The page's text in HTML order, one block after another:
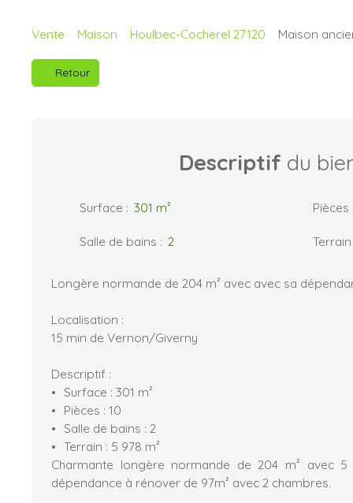
Vente Maison Houlbec-Cocherel 27120 Maison
Retour
Descriptif du
Surface : 301 m² Pièces
Salle de bains : 2 Terrain
Longère normande de 204 m² avec avec sa
Localisation :
15 min de Vernon/Giverny
Descriptif :
Surface : 301 m²
Pièces : 10
Salle de bains : 2
Terrain : 5 978 m²
Charmante longère normande de 204 m² avec 5
dépendance à rénover de 97m² avec 2 chambres.